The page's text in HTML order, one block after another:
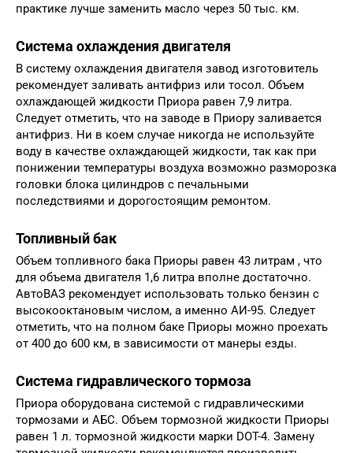
практике лучше заменить масло через 50 тыс. км.
Система охлаждения двигателя
В систему охлаждения двигателя завод изготовитель
рекомендует заливать антифриз или тосол. Объем
охлаждающей жидкости Приора равен 7,9 литра.
Следует отметить, что на заводе в Приору заливается
антифриз. Ни в коем случае никогда не используйте
воду в качестве охлаждающей жидкости, так как при
понижении температуры воздуха возможно разморозка
головки блока цилиндров с печальными
последствиями и дорогостоящим ремонтом.
Топливный бак
Объем топливного бака Приоры равен 43 литрам , что
для объема двигателя 1,6 литра вполне достаточно.
АвтоВАЗ рекомендует использовать только бензин с
высокооктановым числом, а именно АИ-95. Следует
отметить, что на полном баке Приоры можно проехать
от 400 до 600 км, в зависимости от манеры езды.
Система гидравлического тормоза
Приора оборудована системой с гидравлическими
тормозами и АБС. Объем тормозной жидкости Приоры
равен 1 л. тормозной жидкости марки DOT-4. Замену